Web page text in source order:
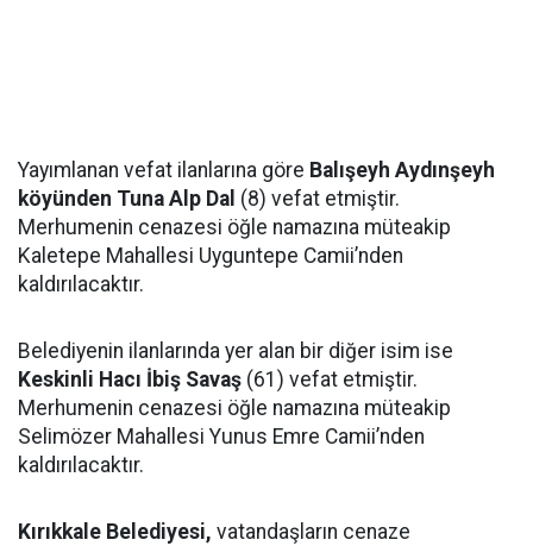
Yayımlanan vefat ilanlarına göre Balışeyh Aydınşeyh
köyünden Tuna Alp Dal (8) vefat etmiştir.
Merhumenin cenazesi öğle namazına müteakip
Kaletepe Mahallesi Uyguntepe Camii’nden
kaldırılacaktır.
Belediyenin ilanlarında yer alan bir diğer isim ise
Keskinli Hacı İbiş Savaş (61) vefat etmiştir.
Merhumenin cenazesi öğle namazına müteakip
Selimözer Mahallesi Yunus Emre Camii’nden
kaldırılacaktır.
Kırıkkale Belediyesi, vatandaşların cenaze